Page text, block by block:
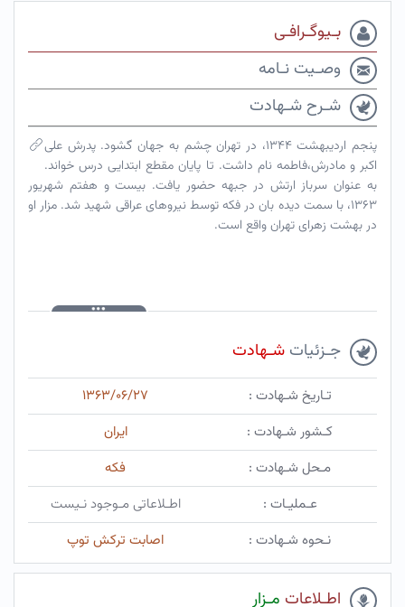
بـیوگـرافـی
وصـیت نـامه
شـرح شـهادت
پنجم اردیبهشت ۱۳۴۴، در تهران چشم به جهان گشود. پدرش علی
اکبر و مادرش،فاطمه نام داشت. تا پایان مقطع ابتدایی درس خواند.
به عنوان سرباز ارتش در جبهه حضور یافت. بیست و هفتم شهریور
۱۳۶۳، با سمت دیده بان در فکه توسط نیروهای عراقی شهید شد. مزار او
در بهشت زهرای تهران واقع است.
جـزئیات شـهادت
تـاریخ شـهادت :
۱۳۶۳/۰۶/۲۷
کـشور شـهادت :
ایران
مـحل شـهادت :
فکه
عـملیـات :
اطـلاعاتی مـوجود نـیست
نـحوه شـهادت :
اصابت ترکش توپ
اطـلاعات مـزار